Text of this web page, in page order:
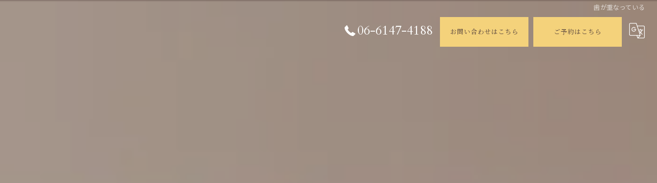
歯が重なっている
06-6147-4188 お問い合わせはこちら ご予約はこちら